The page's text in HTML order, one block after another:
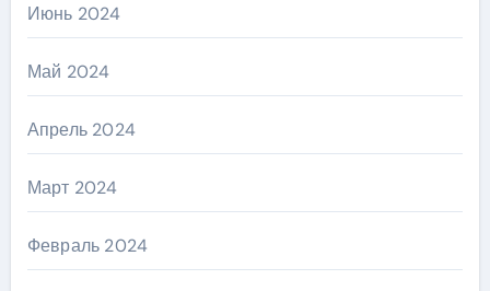
Июнь 2024
Май 2024
Апрель 2024
Март 2024
Февраль 2024